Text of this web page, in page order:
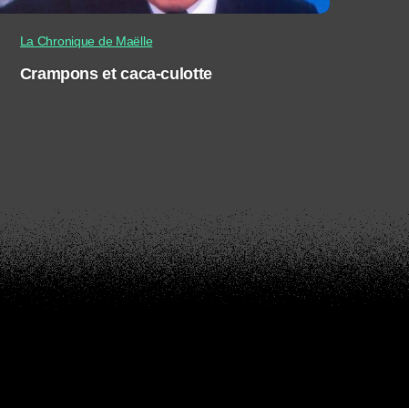
La Chronique de Maëlle
Crampons et caca-culotte